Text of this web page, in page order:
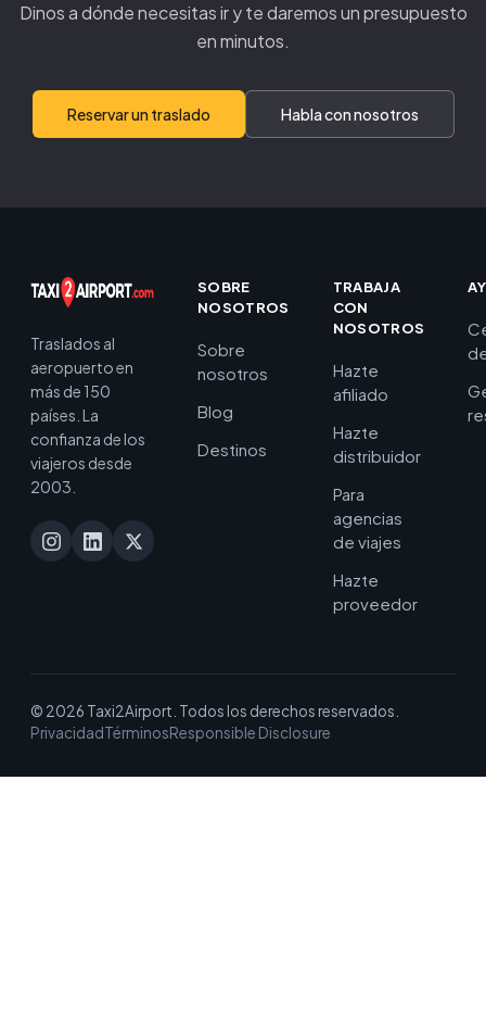
Dinos a dónde necesitas ir y te daremos un presupuesto
en minutos.
Reservar un traslado Habla con nosotros
Traslados al
aeropuerto en
más de 150
países. La
confianza de los
viajeros desde
2003.
SOBRE
NOSOTROS
Sobre
nosotros
Blog
Destinos
TRABAJA
CON
NOSOTROS
Hazte
afiliado
Hazte
distribuidor
Para
agencias
de viajes
Hazte
proveedor
© 2026 Taxi2Airport. Todos los derechos reservados.
PrivacidadTérminosResponsible Disclosure